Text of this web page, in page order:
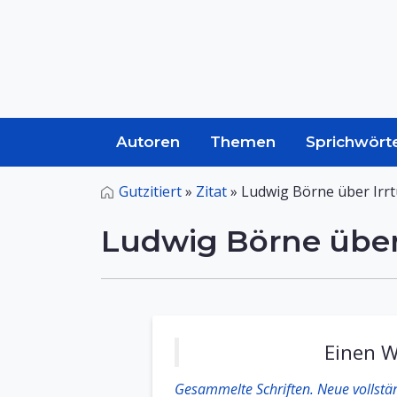
Autoren Themen
Gutzitiert» Zitat» Ludwig Börne über
Ludwig Börne
Einen
Gesammelte Schriften. Neue